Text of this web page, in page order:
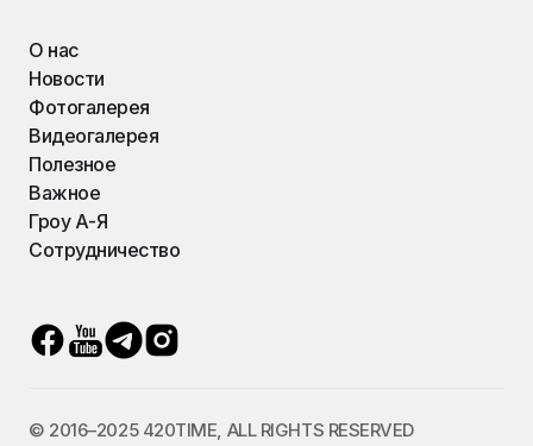
О нас
Новости
Фотогалерея
Видеогалерея
Полезное
Важное
Гроу А-Я
Сотрудничество
© 2016–2025 420TIME, ALL RIGHTS RESERVED